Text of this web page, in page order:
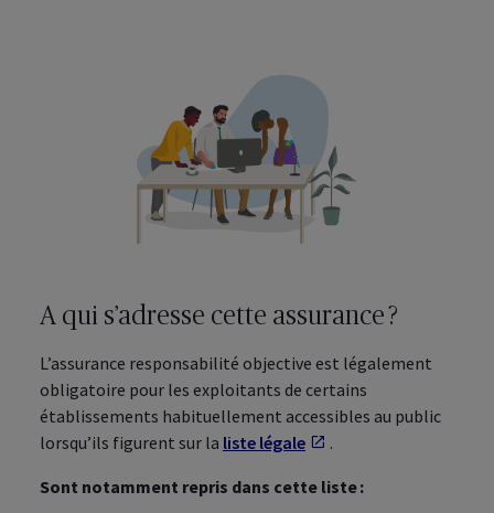
A qui s’adresse cette assurance ?
L’assurance responsabilité objective est légalement
obligatoire pour les exploitants de certains
établissements habituellement accessibles au public
lorsqu’ils figurent sur la liste légale S'ouvre dans un
.
Sont notamment repris dans cette liste :